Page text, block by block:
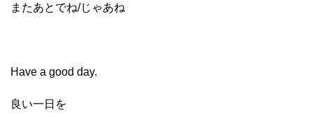
またあとでね/じゃあね
Have a good day.
良い一日を